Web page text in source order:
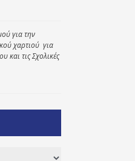
για την
χαρτιού για
και τις Σχολικές